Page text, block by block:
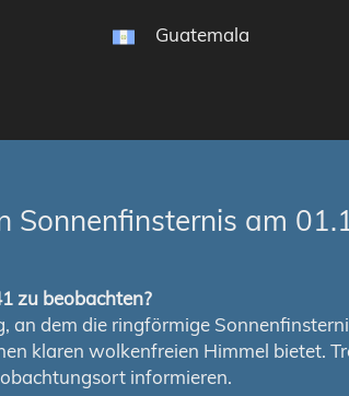
Guatemala
am
zu beobachten?
dem die ringförmige
klaren wolkenfreien Himmel bietet.
informieren.